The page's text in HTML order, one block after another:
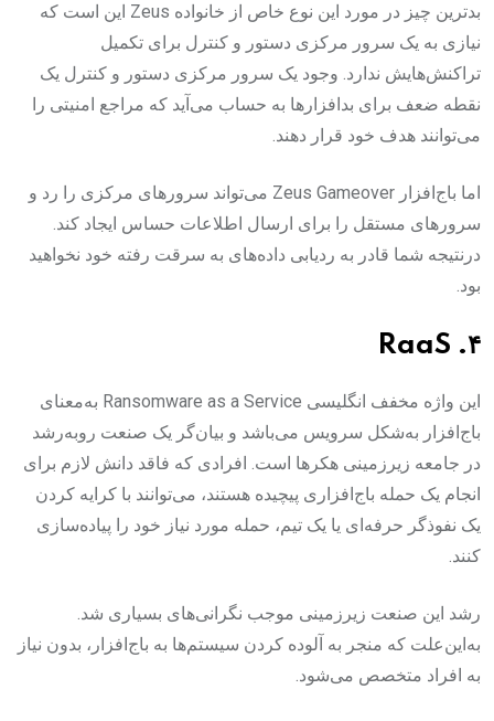
بدترین چیز در مورد این نوع خاص از خانواده Zeus این است که
نیازی به یک سرور مرکزی دستور و کنترل برای تکمیل
‌تراکنش‌هایش ندارد. وجود یک سرور مرکزی دستور و کنترل یک
نقطه ضعف برای بدافزارها به حساب می‌آید که مراجع امنیتی را
می‌توانند هدف خود قرار دهند.
اما باج‌افزار Zeus Gameover می‌تواند سرورهای مرکزی را رد و
سرورهای مستقل را برای ارسال اطلاعات حساس ایجاد کند.
درنتیجه شما قادر به ردیابی داده‌های به ‌سرقت رفته خود نخواهید
بود.‌
۴. RaaS‌
این واژه مخفف انگلیسی Ransomware as a Service به‌معنای
باج‌افزار به‌شکل سرویس می‌باشد و بیان‌گر یک صنعت روبه‌رشد
در جامعه زیرزمینی هکرها است. افرادی که فاقد دانش لازم برای
انجام یک حمله باج‌افزاری پیچیده هستند، می‌توانند با کرایه کردن
یک نفوذگر حرفه‌ای یا یک تیم، حمله مورد نیاز خود را پیاده‌سازی
کنند.
رشد این صنعت زیرزمینی موجب نگرانی‌های بسیاری شد.
به‌این‌علت که منجر به آلوده کردن سیستم‌ها به باج‌افزار، بدون نیاز
به افراد متخصص می‌شود.‌